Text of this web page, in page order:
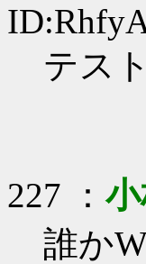
テスト
227 ：
誰か